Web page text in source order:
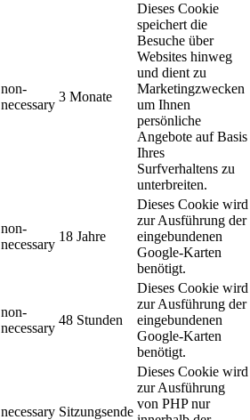
non-
necessary
3 Monate
Dieses Cookie
speichert die
Besuche über
Websites hinweg
und dient zu
Marketingzwecken
um Ihnen
persönliche
Angebote auf Basis
Ihres
Surfverhaltens zu
unterbreiten.
non-
necessary
18 Jahre
Dieses Cookie wird
zur Ausführung der
eingebundenen
Google-Karten
benötigt.
non-
necessary
48 Stunden
Dieses Cookie wird
zur Ausführung der
eingebundenen
Google-Karten
benötigt.
necessary Sitzungsende
Dieses Cookie wird
zur Ausführung
von PHP nur